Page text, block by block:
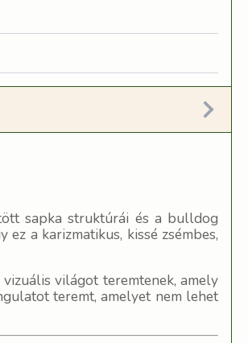
sapka struktúrái és a bulldog
a karizmatikus, kissé zsémbes,
világot teremtenek, amely
teremt, amelyet nem lehet